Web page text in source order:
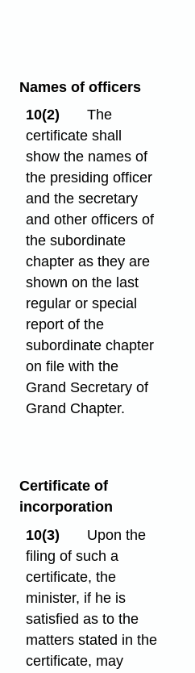
Names of officers
10(2)
The
certificate shall
show the names of
the presiding officer
and the secretary
and other officers of
the subordinate
chapter as they are
shown on the last
regular or special
report of the
subordinate chapter
on file with the
Grand Secretary of
Grand Chapter.
Certificate of
incorporation
10(3)
Upon the
filing of such a
certificate, the
minister, if he is
satisfied as to the
matters stated in the
certificate, may